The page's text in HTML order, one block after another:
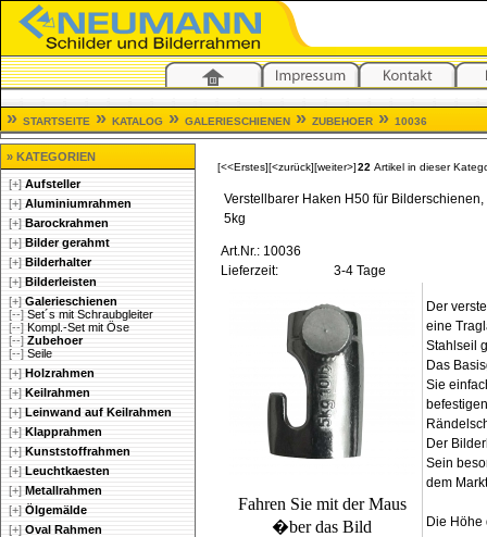
» STARTSEITE » KATALOG » GALERIESCHIENEN » ZUBEHOER » 10036
» KATEGORIEN
[+] Aufsteller
[+] Aluminiumrahmen
[+] Barockrahmen
[+] Bilder gerahmt
[+] Bilderhalter
[+] Bilderleisten
[+] Galerieschienen
[--] Set´s mit Schraubgleiter
[--] Kompl.-Set mit Öse
[--] Zubehoer
[--] Seile
[+] Holzrahmen
[+] Keilrahmen
[+] Leinwand auf Keilrahmen
[+] Klapprahmen
[+] Kunststoffrahmen
[+] Leuchtkaesten
[+] Metallrahmen
[+] Ölgemälde
[+] Oval Rahmen
[<<Erstes][<zurück][weiter>]22 Artikel in dieser
Verstellbarer Haken H50 für Bilderschienen,
5kg
Art.Nr.: 10036
Lieferzeit:
3-4 Tage
Fahren Sie mit der Maus
�ber das Bild
Der
eine
Stahlseil
Das
Sie
Der
Sein
dem
Die